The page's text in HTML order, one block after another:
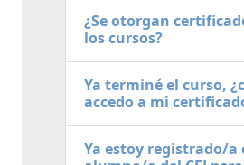
¿Se otorgan
los cursos?
Ya terminé el curso,
accedo a mi
Ya estoy registrado/a